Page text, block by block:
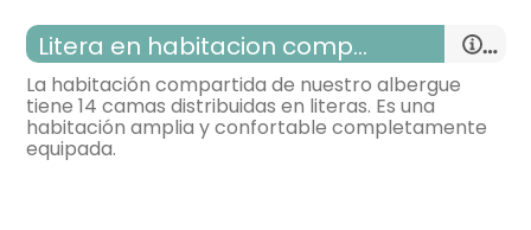
TV,
Calefacción,
armario,
- habitación con cuarto de baño. Incluye:
habitación con tres camas
Litera en habitacion compartida
La habitación compartida de nuestro albergue
tiene 14 camas distribuidas en literas. Es una
habitación amplia y confortable completamente
equipada.